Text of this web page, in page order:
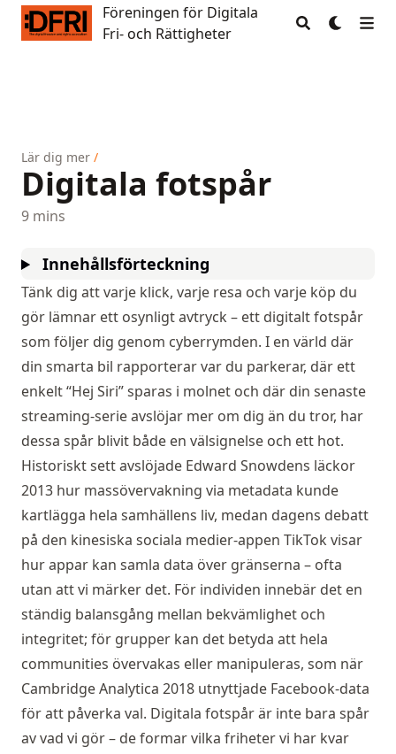
Föreningen för Digitala Fri- och Rättigheter
Föreningen för Digitala
Fri- och Rättigheter
Lär dig mer /
Digitala fotspår
9 mins
Innehållsförteckning
Tänk dig att varje klick, varje resa och varje köp du
gör lämnar ett osynligt avtryck – ett digitalt fotspår
som följer dig genom cyberrymden. I en värld där
din smarta bil rapporterar var du parkerar, där ett
enkelt “Hej Siri” sparas i molnet och där din senaste
streaming-serie avslöjar mer om dig än du tror, har
dessa spår blivit både en välsignelse och ett hot.
Historiskt sett avslöjade Edward Snowdens läckor
2013 hur massövervakning via metadata kunde
kartlägga hela samhällens liv, medan dagens debatt
på den kinesiska sociala medier-appen TikTok visar
hur appar kan samla data över gränserna – ofta
utan att vi märker det. För individen innebär det en
ständig balansgång mellan bekvämlighet och
integritet; för grupper kan det betyda att hela
communities övervakas eller manipuleras, som när
Cambridge Analytica 2018 utnyttjade Facebook-data
för att påverka val. Digitala fotspår är inte bara spår
av vad vi gör – de formar vilka friheter vi har kvar